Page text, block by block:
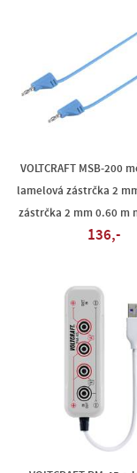
VOLTCRAFT MSB-200
lamelová zástrčka 2
zástrčka 2 mm 0.60 m
136,-